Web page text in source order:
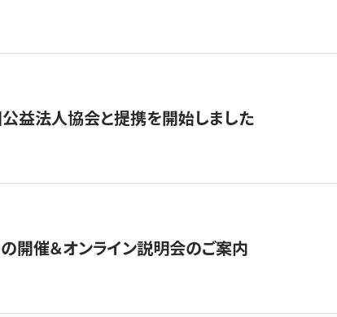
益法人協会と提携を開始しました
開催＆オンライン説明会のご案内